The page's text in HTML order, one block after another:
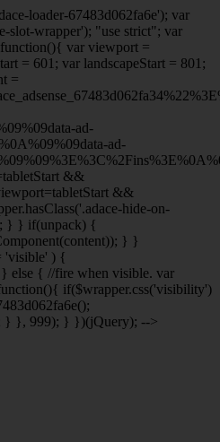
loader-67483d062fa6e'); var
slot-wrapper'); "use strict"; var
var viewport =
= 601; var landscapeStart = 801;
=
ad-
ad-
&&
=tabletStart &&
hide-on-
} } if(unpack) {
} }
'visible' ) {
else { //fire when visible. var
if($wrapper.css('visibility')
} }, 999); } })(jQuery); -->